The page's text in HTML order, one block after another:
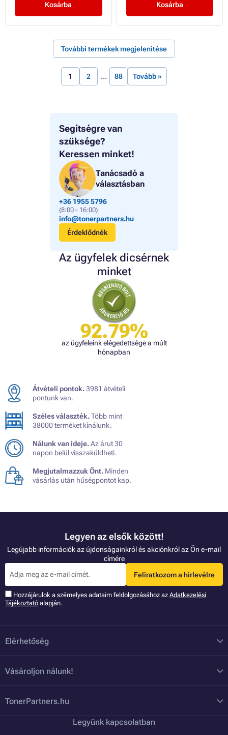
Segítségre van
szüksége?
Keressen minket!
Tanácsadó a
választásban
+36 1955 5796
(8:00 - 16:00)
info@tonerpartners.hu
Érdeklődnék
Az ügyfelek dicsérnek
minket
92.79%
az ügyfeleink elégedettsége a múlt
hónapban
Kosárba Kosárba
További termékek megjelenítése
1 2 88 Tovább »
Átvételi pontok.3981 átvételi
pontunk van.
Széles választék.Több mint
38000 terméket kínálunk.
Nálunk van ideje.Az árut 30
napon belül visszaküldheti.
Megjutalmazzuk Önt. Minden
vásárlás után hűségpontot kap.
Legyen az elsők között!
Legújabb információk az újdonságainkról és akciónkról az Ön e-mail
címére
Feliratkozom a hírlevélre
Hozzájárulok a szémelyes adataim feldolgozásához az Adatkezelési
Tájékoztató alapján.
Elérhetőség
Vásároljon nálunk!
TonerPartners.hu
Legyünk kapcsolatban